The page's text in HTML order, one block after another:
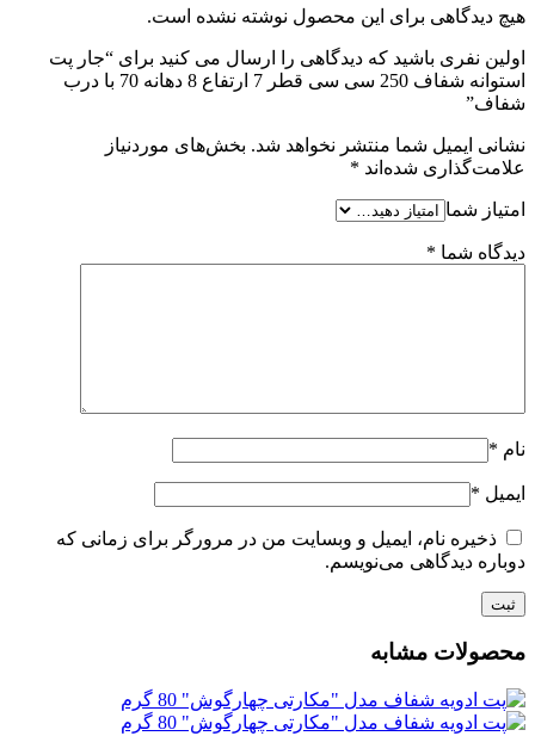
هیچ دیدگاهی برای این محصول نوشته نشده است.
اولین نفری باشید که دیدگاهی را ارسال می کنید برای “جار پت
استوانه شفاف 250 سی سی قطر 7 ارتفاع 8 دهانه 70 با درب
شفاف”
نشانی ایمیل شما منتشر نخواهد شد. بخش‌های موردنیاز
علامت‌گذاری شده‌اند *
امتیاز شما
دیدگاه شما *
نام *
ایمیل *
ذخیره نام، ایمیل و وبسایت من در مرورگر برای زمانی که
دوباره دیدگاهی می‌نویسم.
محصولات مشابه